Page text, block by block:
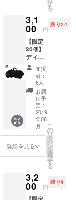
イズ）
30％OF
F 特別
価格
3100円
本体＋
送料＋
消費税
込みの
特別価
格で
す。
す
る
3,1
00 円
残り24
【限定
30個】
ディス
クダッ
フル
（Disq
Duffel
） 1個
参考定
価3900
円＋送
料907円
（ヤマ
ト60サ
イズ）
35％OF
価格
3100円
支援
者：
6人
お届
け予
定：
2019
年06
月
詳細を見る
こ
の
リ
タ
ー
ン
を
選
択
す
る
3,2
00 円
残り4